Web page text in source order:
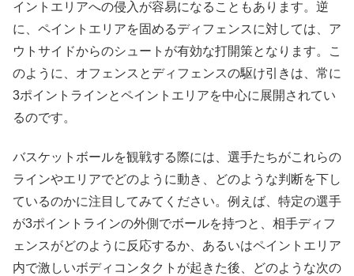
イントエリアへの侵入が容易になることもあります。逆
に、ペイントエリアを固めるディフェンスに対しては、ア
ウトサイドからのシュートが有効な打開策となります。こ
のように、オフェンスとディフェンスの駆け引きは、常に
3ポイントラインとペイントエリアを中心に展開されてい
るのです。
バスケットボールを観戦する際には、選手たちがこれらの
ラインやエリアでどのように動き、どのような判断を下し
ているのかに注目してみてください。例えば、特定の選手
が3ポイントラインの外側でボールを持つと、相手ディフ
ェンスがどのように反応するか、あるいはペイントエリア
内で激しいボディコンタクトが起きた後、どのような次の